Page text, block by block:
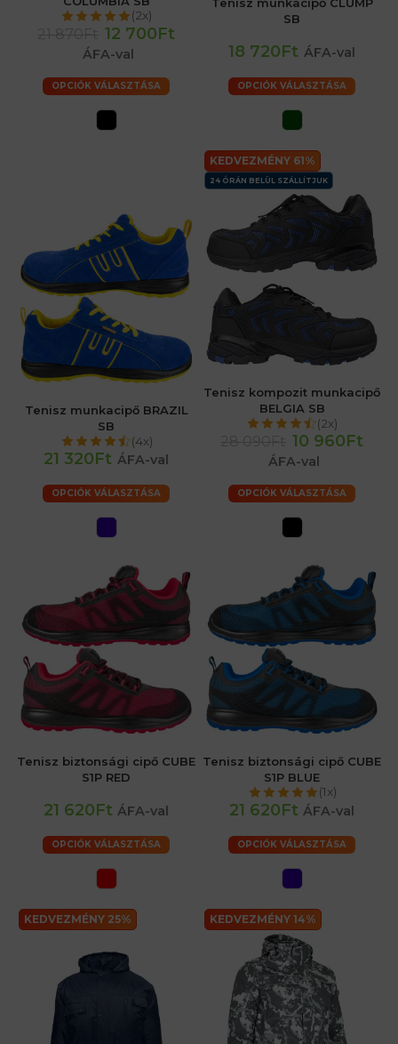
(2x)
12 700Ft
ÁFA-val
OPCIÓK VÁLASZTÁSA
SB
18 720Ft ÁFA-val
OPCIÓK VÁLASZTÁSA
Tenisz munkacipő BRAZIL
SB
(4x)
21 320Ft ÁFA-val
OPCIÓK VÁLASZTÁSA
KEDVEZMÉNY 61%
24 ÓRÁN BELÜL SZÁLLÍTJUK
Tenisz kompozit munkacipő
BELGIA SB
(2x)
10 960Ft
ÁFA-val
OPCIÓK VÁLASZTÁSA
Tenisz biztonsági cipő CUBE
S1P RED
21 620Ft ÁFA-val
OPCIÓK VÁLASZTÁSA
Tenisz biztonsági cipő CUBE
S1P BLUE
(1x)
21 620Ft ÁFA-val
OPCIÓK VÁLASZTÁSA
KEDVEZMÉNY 25% KEDVEZMÉNY 14%